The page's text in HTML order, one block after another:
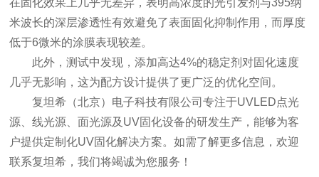
在固化效果上几乎无差异，表明高浓度的光引发剂与395纳
米波长的深层渗透性有效避免了表面固化抑制作用，而厚度
低于6微米的涂膜表现较差。
此外，测试中发现，添加高达4%的稳定剂对固化速度
几乎无影响，这为配方设计提供了更广泛的优化空间。
复坦希（北京）电子科技有限公司专注于UVLED点光
源、线光源、面光源及UV固化设备的研发生产，能够为客
户提供定制化UV固化解决方案。如需了解更多信息，欢迎
联系复坦希，我们将竭诚为您服务！